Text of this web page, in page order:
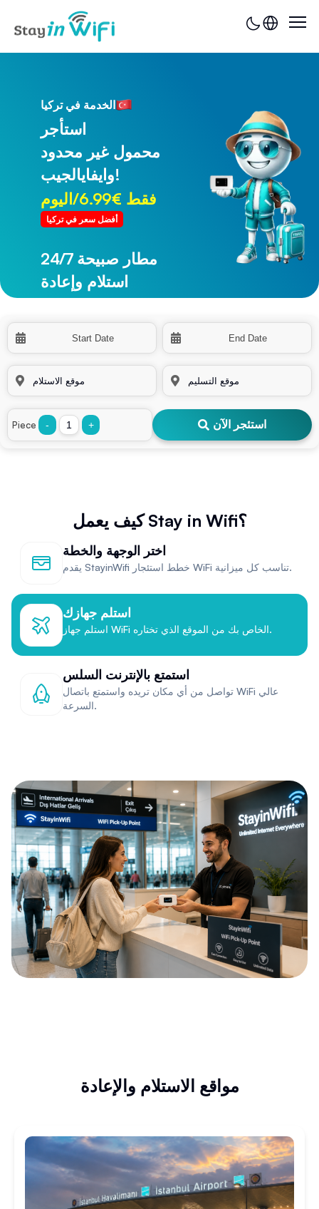
الخدمة في تركيا
استأجر
محمول غير محدود
وايفايالجيب!
فقط €6.99/اليوم
أفضل سعر في تركيا
24/7 مطار صبيحة
استلام وإعادة
24/7 مطار طرابزون
استلام وإعادة
Piece - + استئجر الآن
كيف يعمل Stay in Wifi؟
اختر الوجهة والخطة
يقدم StayinWifi خطط استئجار WiFi تناسب كل ميزانية.
استلم جهازك
استلم جهاز WiFi الخاص بك من الموقع الذي تختاره.
استمتع بالإنترنت السلس
تواصل من أي مكان تريده واستمتع باتصال WiFi عالي
السرعة.
مواقع الاستلام والإعادة